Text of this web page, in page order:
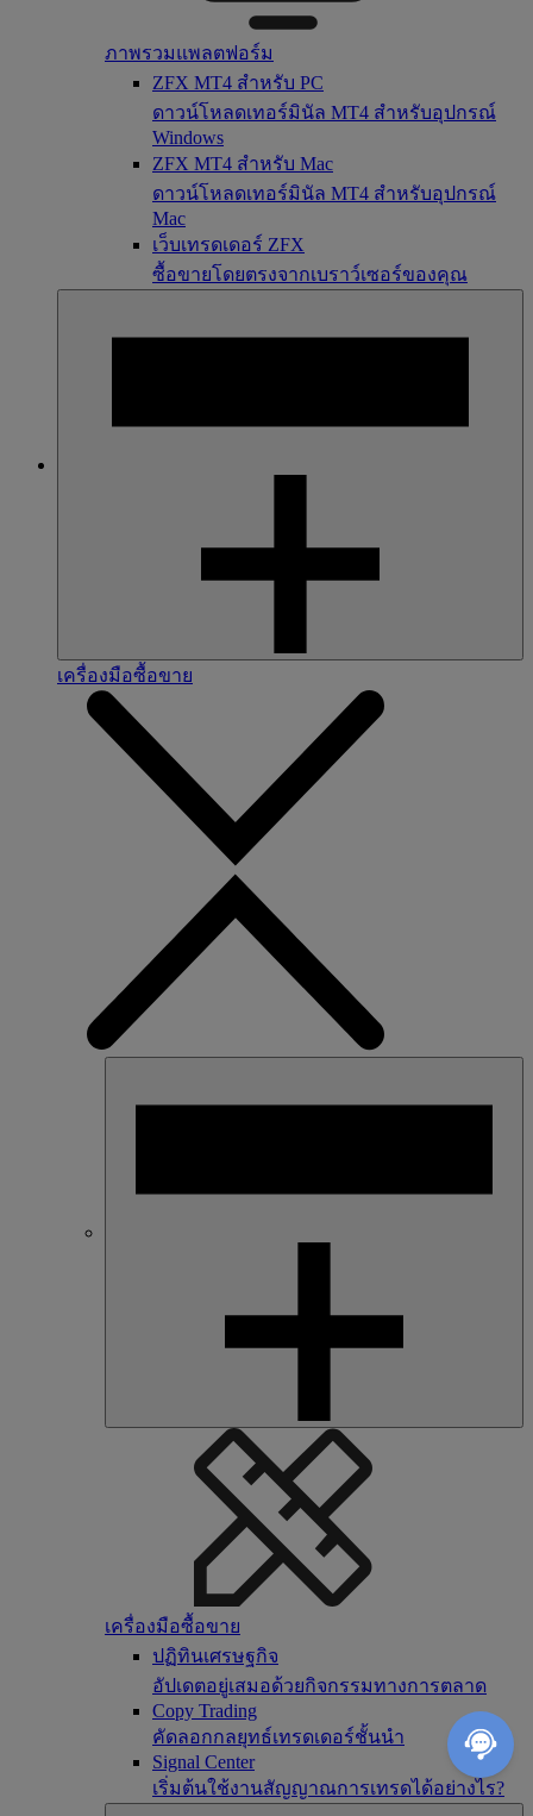
ภาพรวมแพลตฟอร์ม
ZFX MT4 สำหรับ PC
ดาวน์โหลดเทอร์มินัล MT4 สำหรับอุปกรณ์
Windows
ZFX MT4 สำหรับ Mac
ดาวน์โหลดเทอร์มินัล MT4 สำหรับอุปกรณ์
Mac
เว็บเทรดเดอร์ ZFX
ซื้อขายโดยตรงจากเบราว์เซอร์ของคุณ
เครื่องมือซื้อขาย
เครื่องมือซื้อขาย
ปฏิทินเศรษฐกิจ
อัปเดตอยู่เสมอด้วยกิจกรรมทางการตลาด
Copy Trading
คัดลอกกลยุทธ์เทรดเดอร์ชั้นนำ
Signal Center
เริ่มต้นใช้งานสัญญาณการเทรดได้อย่างไร?